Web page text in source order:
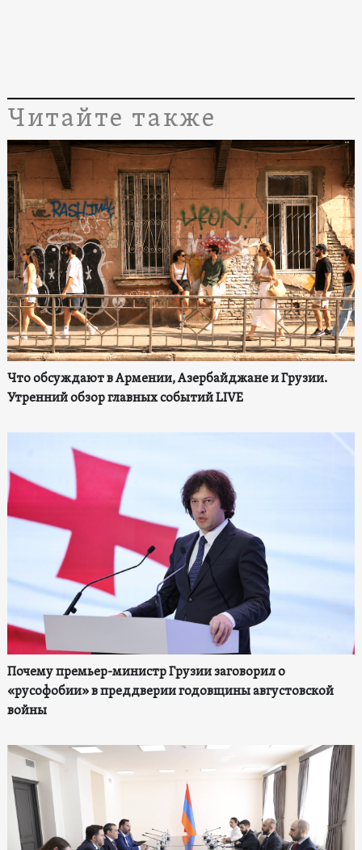
Читайте также
Что обсуждают в Армении, Азербайджане и Грузии.
Утренний обзор главных событий LIVE
Почему премьер-министр Грузии заговорил о
«русофобии» в преддверии годовщины августовской
войны